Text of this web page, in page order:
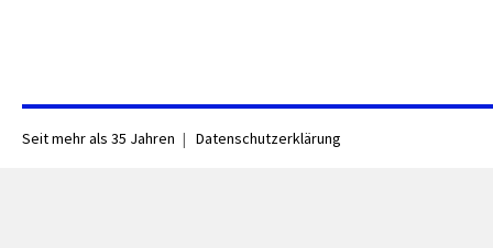
Seit mehr als 35 Jahren Datenschutzerklärung